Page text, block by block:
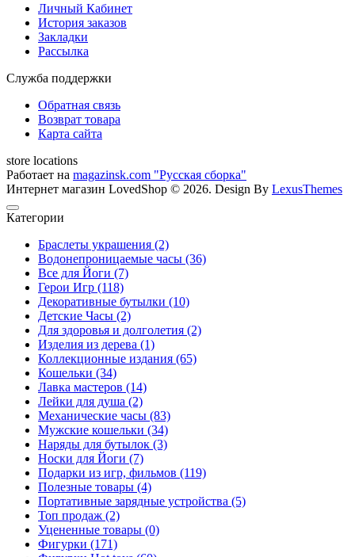
Личный Кабинет
История заказов
Закладки
Рассылка
Служба поддержки
Обратная связь
Возврат товара
Карта сайта
store locations
Работает на magazinsk.com "Русская сборка"
Интернет магазин LovedShop © 2026. Design By LexusThemes
Категории
Браслеты украшения (2)
Водонепроницаемые часы (36)
Все для Йоги (7)
Герои Игр (118)
Декоративные бутылки (10)
Детские Часы (2)
Для здоровья и долголетия (2)
Изделия из дерева (1)
Коллекционные издания (65)
Кошельки (34)
Лавка мастеров (14)
Лейки для душа (2)
Механические часы (83)
Мужские кошельки (34)
Наряды для бутылок (3)
Носки для Йоги (7)
Подарки из игр, фильмов (119)
Полезные товары (4)
Портативные зарядные устройства (5)
Топ продаж (2)
Уцененные товары (0)
Фигурки (171)